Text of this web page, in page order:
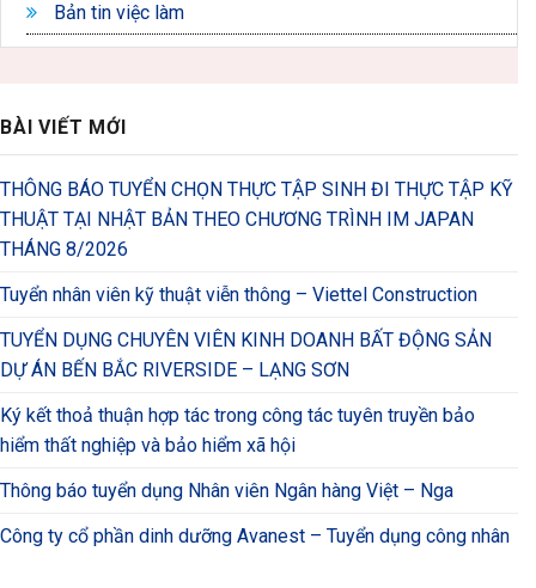
Bản tin việc làm
BÀI VIẾT MỚI
THÔNG BÁO TUYỂN CHỌN THỰC TẬP SINH ĐI THỰC TẬP KỸ
THUẬT TẠI NHẬT BẢN THEO CHƯƠNG TRÌNH IM JAPAN
THÁNG 8/2026
Tuyển nhân viên kỹ thuật viễn thông – Viettel Construction
TUYỂN DỤNG CHUYÊN VIÊN KINH DOANH BẤT ĐỘNG SẢN
DỰ ÁN BẾN BẮC RIVERSIDE – LẠNG SƠN
Ký kết thoả thuận hợp tác trong công tác tuyên truyền bảo
hiểm thất nghiệp và bảo hiểm xã hội
Thông báo tuyển dụng Nhân viên Ngân hàng Việt – Nga
Công ty cổ phần dinh dưỡng Avanest – Tuyển dụng công nhân